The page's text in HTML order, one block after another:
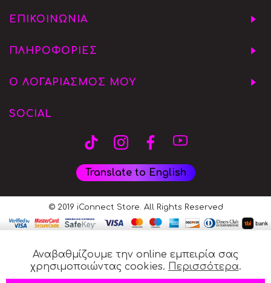
ΕΠΙΚΟΙΝΩΝΙΑ
ΠΛΗΡΟΦΟΡΙΕΣ
Ο ΛΟΓΑΡΙΑΣΜΟΣ ΜΟΥ
SOCIAL
Translate to English
© 2019 iConnect Store. All Rights Reserved
Αναβαθμίζουμε την online εμπειρία σας
χρησιμοποιώντας cookies. Περισσότερα.